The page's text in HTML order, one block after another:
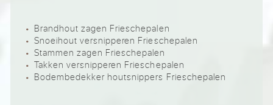
Brandhout zagen Frieschepalen
Snoeihout versnipperen Frieschepalen
Stammen zagen Frieschepalen
Takken versnipperen Frieschepalen
Bodembedekker houtsnippers Frieschepalen